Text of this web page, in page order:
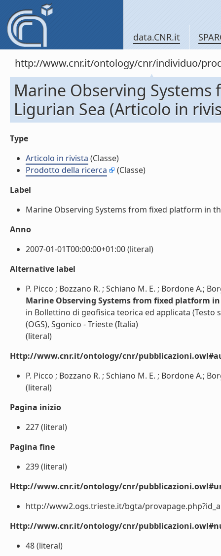
data.CNR.it
http://www.cnr.it/ontology/cnr/individuo/
Marine Observing
Ligurian Sea (Articolo in
Type
Articolo in rivista (Classe)
Prodotto della ricerca
(Classe)
Label
Marine Observing Systems from fixed platform in
Anno
2007-01-01T00:00:00+01:00 (literal)
Alternative label
P. Picco ; Bozzano R. ; Schiano M. E. ; Bordone A.;
Marine Observing Systems from fixed platform
in Bollettino di geofisica teorica ed applicata
(OGS), Sgonico - Trieste (Italia)
(literal)
Http://www.cnr.it/ontology/cnr/
P. Picco ; Bozzano R. ; Schiano M. E. ; Bordone A.;
(literal)
Pagina inizio
227 (literal)
Pagina fine
239 (literal)
Http://www.cnr.it/ontology/cnr/
http://www2.ogs.trieste.it/bgta/
Http://www.cnr.it/ontology/cnr/
48 (literal)